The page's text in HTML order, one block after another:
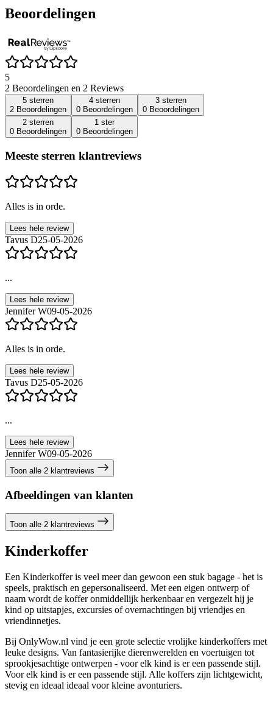
Beoordelingen
5
2 Beoordelingen en 2 Reviews
5 sterren
2 Beoordelingen
4 sterren
0 Beoordelingen
3 sterren
0 Beoordelingen
2 sterren
0 Beoordelingen
1 ster
0 Beoordelingen
Meeste sterren klantreviews
Alles is in orde.
Lees hele review
Tavus D25-05-2026
...
Lees hele review
Jennifer W09-05-2026
Alles is in orde.
Lees hele review
Tavus D25-05-2026
...
Lees hele review
Jennifer W09-05-2026
Toon alle 2 klantreviews
Afbeeldingen van klanten
Toon alle 2 klantreviews
Kinderkoffer
Een Kinderkoffer is veel meer dan gewoon een stuk bagage - het is
speels, praktisch en gepersonaliseerd. Met een eigen ontwerp of
naam wordt de koffer onmiddellijk herkenbaar en vergezelt hij je
kind op uitstapjes, excursies of overnachtingen bij vriendjes en
vriendinnetjes.
Bij OnlyWow.nl vind je een grote selectie vrolijke kinderkoffers met
leuke designs. Van fantasierijke dierenwerelden en voertuigen tot
sprookjesachtige ontwerpen - voor elk kind is er een passende stijl.
Voor elk kind is er een passende stijl. Alle koffers zijn lichtgewicht,
stevig en ideaal ideaal voor kleine avonturiers.